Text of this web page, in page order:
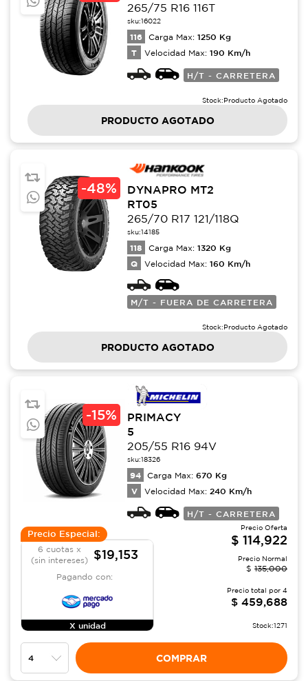
265/75 R16 116T
sku:16022
116 Carga Max: 1250 Kg
T Velocidad Max: 190 Km/h
H/T - CARRETERA
Stock:Producto Agotado
PRODUCTO AGOTADO
-48%
DYNAPRO MT2
RT05
265/70 R17 121/118Q
sku:14185
118 Carga Max: 1320 Kg
Q Velocidad Max: 160 Km/h
M/T - FUERA DE CARRETERA
Stock:Producto Agotado
PRODUCTO AGOTADO
-15%
PRIMACY
5
205/55 R16 94V
sku:18326
94 Carga Max: 670 Kg
V Velocidad Max: 240 Km/h
H/T - CARRETERA
Precio Especial:
6 cuotas x
(sin intereses)
$19,153
Pagando con:
X unidad
Precio Oferta
$ 114,922
Precio Normal
$ 135,000
Precio total por 4
$ 459,688
Stock:1271
COMPRAR